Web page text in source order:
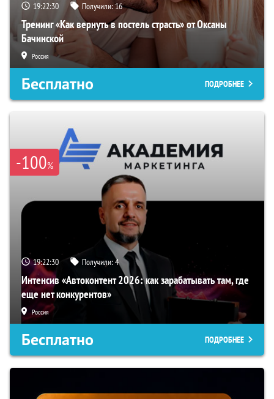
19:22:29 Получили:16
Тренинг «Как вернуть в постель страсть» от Оксаны
Бачинской
Россия
Бесплатно ПОДРОБНЕЕ
-100%
19:22:29 Получили:4
Интенсив «Автоконтент 2026: как зарабатывать там, где
еще нет конкурентов»
Россия
Бесплатно ПОДРОБНЕЕ